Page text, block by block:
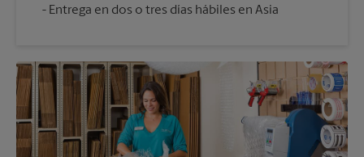
Entrega en dos o tres días hábiles en Asia